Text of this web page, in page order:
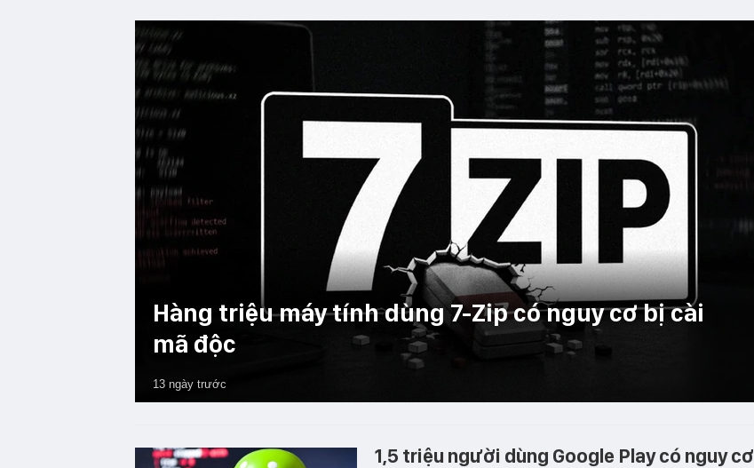
Hàng triệu máy tính dùng 7-Zip có nguy cơ bị cài
mã độc
13 ngày trước
1,5 triệu người dùng Google Play có nguy cơ